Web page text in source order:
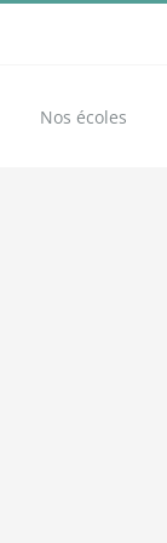
Nos écoles